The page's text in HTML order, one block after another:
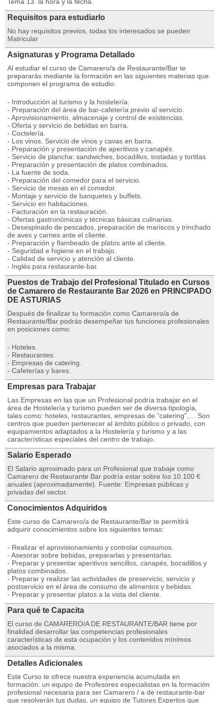
Requisitos para estudiarlo
No hay requisitos previos, todas los interesados se pueden
Matricular
Asignaturas y Programa Detallado
Al estudiar el curso de Camarero/a de Restaurante/Bar te
prepararás mediante la formación en las siguientes materias que
componen el programa de estudio:
- Introducción al turismo y la hostelería.
- Preparación del área de bar-cafetería previo al servicio.
- Aprovisionamiento, almacenaje y control de existencias.
- Oferta y servicio de bebidas en barra.
- Coctelería.
- Los vinos. Servicio de vinos y cavas en barra.
- Preparación y presentación de aperitivos y canapés.
- Servicio de plancha: sandwiches, bocadillos, tostadas y tortitas
- Preparación y presentación de platos combinados.
- La fuente de soda.
- Preparación del comedor para el servicio.
- Servicio de mesas en el comedor.
- Montaje y servicio de banquetes y buffets.
- Servicio en habitaciones.
- Facturación en la restauración.
- Ofertas gastronómicas y técnicas básicas culinarias.
- Desespinado de pescados, preparación de mariscos y trinchado
de aves y carnes ante el cliente.
- Preparación y flambeado de platos ante al cliente.
- Seguridad e higiene en el trabajo.
- Calidad de servicio y atención al cliente.
- Inglés para restaurante-bar.
Puestos de Trabajo del Profesional Titulado en Cursos
de Camarero de Restaurante Bar 2026 en PRINCIPADO
DE ASTURIAS
Después de finalizar tu formación como Camarero/a de
Restaurante/Bar podrás desempeñar tus funciones profesionales
en posiciones como:
- Hoteles.
- Restaurantes.
- Empresas de catering.
- Cafeterí­as y bares.
Empresas para Trabajar
Las Empresas en las que un Profesional podría trabajar en el
área de Hostelería y turismo pueden ser de diversa tipología,
tales como: hoteles, restaurantes, empresas de “catering”,… Son
centros que pueden pertenecer al ámbito público o privado, con
equipamientos adaptados a la Hostelería y turismo y a las
características especiales del centro de trabajo.
Salario Esperado
El Salario aproximado para un Profesional que trabaje como
Camarero de Restaurante Bar podría estar sobre los 10.100 €
anuales (aproximadamente). Fuente: Empresas públicas y
privadas del sector.
Conocimientos Adquiridos
Este curso de Camarero/a de Restaurante/Bar te permitirá
adquirir conocimientos sobre los siguientes temas:
- Realizar el aprovisionamiento y controlar consumos.
- Asesorar sobre bebidas, prepararlas y presentarlas.
- Preparar y presentar aperitivos sencillos, canapés, bocadillos y
platos combinados.
- Preparar y realizar las actividades de preservicio, servicio y
postservicio en el área de consumo de alimentos y bebidas.
- Preparar y presentar platos a la vista del cliente.
Para qué te Capacita
El curso de CAMARERO/A DE RESTAURANTE/BAR tiene por
finalidad desarrollar las competencias profesionales
características de esta ocupación y los contenidos mínimos
asociados a la misma.
Detalles Adicionales
Este Curso te ofrece nuestra experiencia acumulada en
formación: un equipo de Profesores especialistas en la formación
profesional necesaria para ser Camarero / a de restaurante-bar
que resolverán tus dudas, un equipo de Tutores Expertos que